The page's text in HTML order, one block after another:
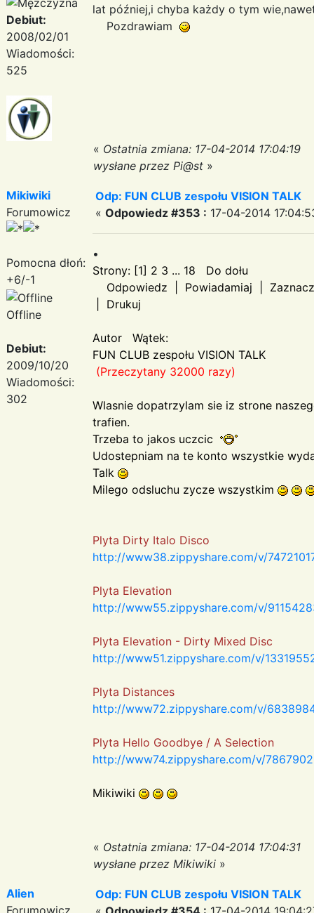
Debiut:
2008/02/01
Wiadomości:
525
lat później,i chyba każdy o tym
Pozdrawiam
« Ostatnia zmiana: 17-04-2014 17:04:19
wysłane przez Pi@st »
Mikiwiki
Forumowicz
Pomocna dłoń:
+6/-1
Offline
Debiut:
2009/10/20
Wiadomości:
302
Odp: FUN CLUB zespołu VISION TALK
« Odpowiedz #353 : 17-04-2014
•
Strony: [1] 2 3 ... 18 Do dołu
Odpowiedz | Powiadamiaj |
| Drukuj
Autor Wątek:
FUN CLUB zespołu VISION TALK
(Przeczytany 32000 razy)
Wlasnie dopatrzylam sie iz strone
trafien.
Trzeba to jakos uczcic
Udostepniam na te konto wszystkie
Talk
Milego odsluchu zycze wszystkim
Plyta Dirty Italo Disco
http://www38.zippyshare.com/v/
Plyta Elevation
http://www55.zippyshare.com/v/
Plyta Elevation - Dirty Mixed Disc
http://www51.zippyshare.com/v/
Plyta Distances
http://www72.zippyshare.com/v/
Plyta Hello Goodbye / A Selection
http://www74.zippyshare.com/v/
Mikiwiki
« Ostatnia zmiana: 17-04-2014 17:04:31
wysłane przez Mikiwiki »
Alien
Forumowicz
Odp: FUN CLUB zespołu VISION TALK